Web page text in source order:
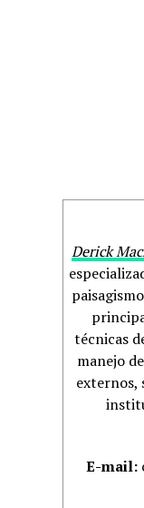
Derick
técnicas
manejo
externos,
E-mail: